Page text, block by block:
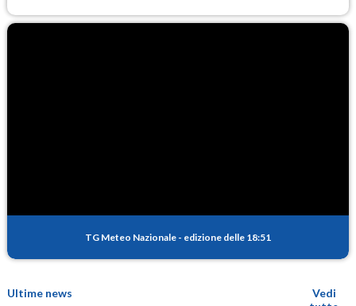
TG Meteo Nazionale - edizione delle 18:51
Ultime news
Vedi